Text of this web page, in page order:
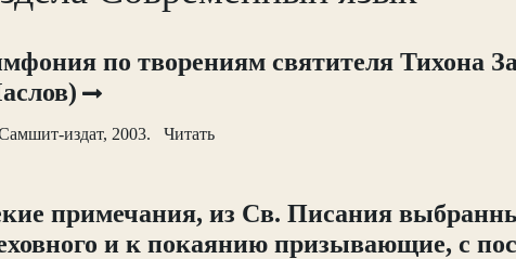
по творениям святителя Тихона
издат, 2003. Читать
примечания, из Св. Писания
и к покаянию призывающие, с